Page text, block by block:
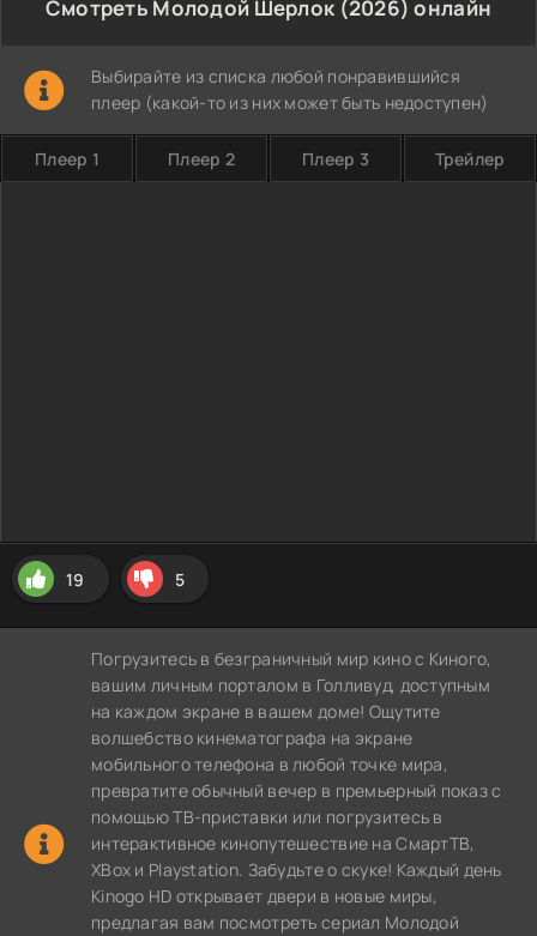
Смотреть Молодой Шерлок (2026) онлайн
Выбирайте из списка любой понравившийся
плеер (какой-то из них может быть недоступен)
Плеер 1 Плеер 2 Плеер 3 Трейлер
19 5
Погрузитесь в безграничный мир кино с Киного,
вашим личным порталом в Голливуд, доступным
на каждом экране в вашем доме! Ощутите
волшебство кинематографа на экране
мобильного телефона в любой точке мира,
превратите обычный вечер в премьерный показ с
помощью ТВ-приставки или погрузитесь в
интерактивное кинопутешествие на СмартТВ,
XBox и Playstation. Забудьте о скуке! Каждый день
Kinogo HD открывает двери в новые миры,
предлагая вам посмотреть сериал Молодой